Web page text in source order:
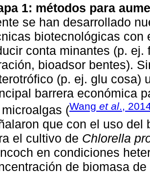
1: métodos para
se han desarrollado
biotecnológicas con
conta minantes (p.
bioadsor bentes).
(p. ej. glu cosa)
barrera económica
(Wang et al.,
que con el uso del
el cultivo de Chlorella
en condiciones
de biomasa